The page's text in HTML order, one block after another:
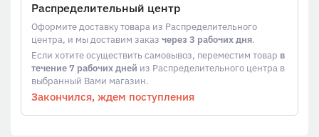
Распределительный центр
Оформите доставку товара из Распределительного
центра, и мы доставим заказ через 3 рабочих дня.
Если хотите осуществить самовывоз, переместим товар в
течение 7 рабочих дней из Распределительного центра в
выбранный Вами магазин.
Закончился, ждем поступления